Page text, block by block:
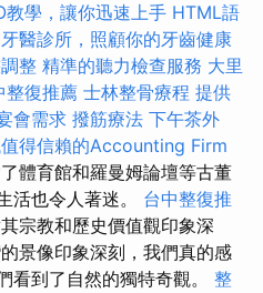
教學，讓你迅速上手 HTML語
醫診所，照顧你的牙齒健康
整 精準的聽力檢查服務 大里
整復推薦 士林整骨療程 提供
會需求 撥筋療法 下午茶外
得信賴的Accounting Firm
體育館和羅曼姆論壇等古董
活也令人著迷。 台中整復推
宗教和歷史價值觀印象深
景像印象深刻，我們真的感
看到了自然的獨特奇觀。 整